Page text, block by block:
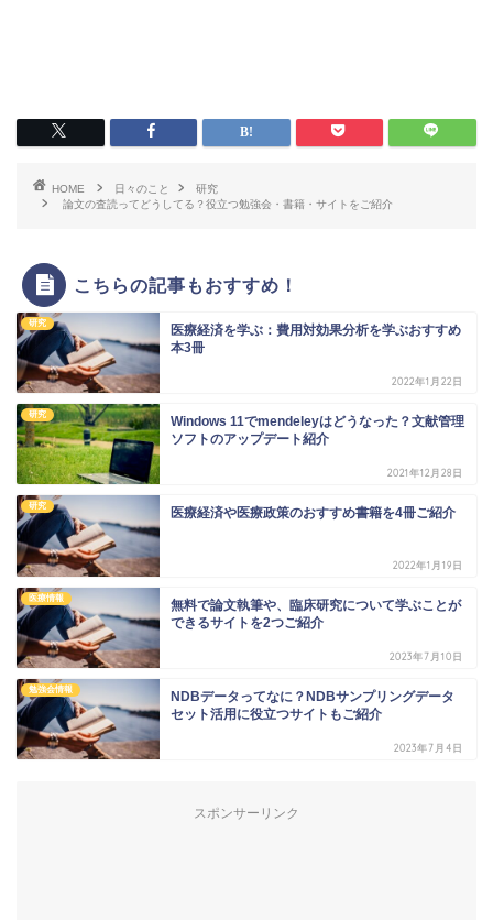
HOME 日々のこと
研究
論文の査読ってどうしてる？役立つ勉強会・書籍・サイトをご紹介
こちらの記事もおすすめ！
研究
医療経済を学ぶ：費用対効果分析を学ぶおすすめ
本3冊
2022年1月22日
研究
Windows 11でmendeleyはどうなった？文献管理
ソフトのアップデート紹介
2021年12月28日
研究 医療経済や医療政策のおすすめ書籍を4冊ご紹介
2022年1月19日
医療情報
無料で論文執筆や、臨床研究について学ぶことが
できるサイトを2つご紹介
2023年7月10日
勉強会情報
NDBデータってなに？NDBサンプリングデータ
セット活用に役立つサイトもご紹介
2023年7月4日
スポンサーリンク